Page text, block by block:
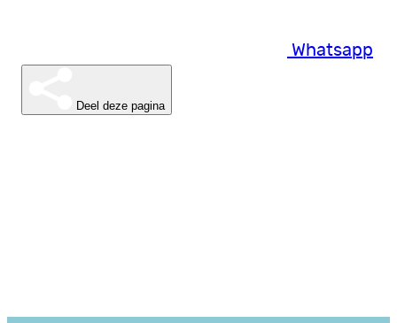
Whatsapp
Deel deze pagina